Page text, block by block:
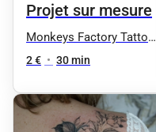
Projet sur mesure
Monkeys Factory Tattoo
& Art
2 € • 30 min